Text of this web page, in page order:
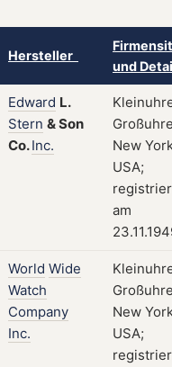
Hersteller
und
Edward L.
Stern &Son
Co.Inc.
New
USA;
am
World Wide
Watch
Company
Inc.
New
USA;